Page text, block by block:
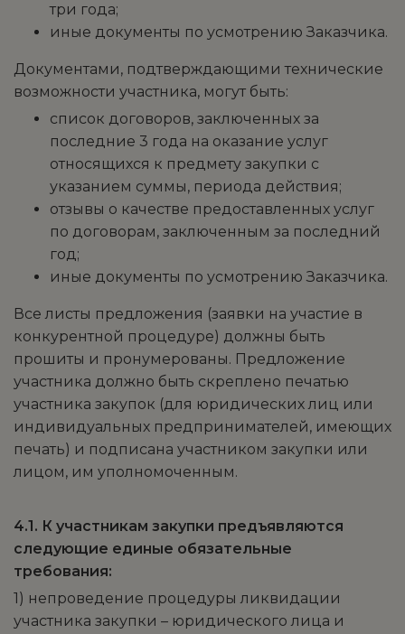
три года;
иные документы по усмотрению Заказчика.
Документами, подтверждающими технические
возможности участника, могут быть:
список договоров, заключенных за
последние 3 года на оказание услуг
относящихся к предмету закупки с
указанием суммы, периода действия;
отзывы о качестве предоставленных услуг
по договорам, заключенным за последний
год;
иные документы по усмотрению Заказчика.
Все листы предложения (заявки на участие в
конкурентной процедуре) должны быть
прошиты и пронумерованы. Предложение
участника должно быть скреплено печатью
участника закупок (для юридических лиц или
индивидуальных предпринимателей, имеющих
печать) и подписана участником закупки или
лицом, им уполномоченным.
4.1. К участникам закупки предъявляются
следующие единые обязательные
требования:
1) непроведение процедуры ликвидации
участника закупки – юридического лица и